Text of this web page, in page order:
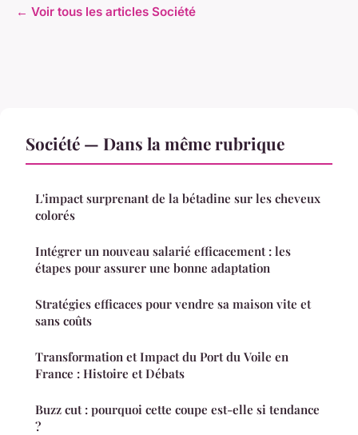
← Voir tous les articles Société
Société — Dans la même rubrique
L'impact surprenant de la bétadine sur les cheveux
colorés
Intégrer un nouveau salarié efficacement : les
étapes pour assurer une bonne adaptation
Stratégies efficaces pour vendre sa maison vite et
sans coûts
Transformation et Impact du Port du Voile en
France : Histoire et Débats
Buzz cut : pourquoi cette coupe est-elle si tendance
?